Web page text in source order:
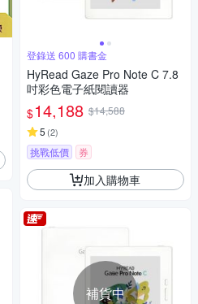
登錄送 600 購書金
HyRead Gaze Pro Note C 7.8
吋彩色電子紙閱讀器
$14,188 $14,588
5 (2)
挑戰低價 券
加入購物車
補貨中